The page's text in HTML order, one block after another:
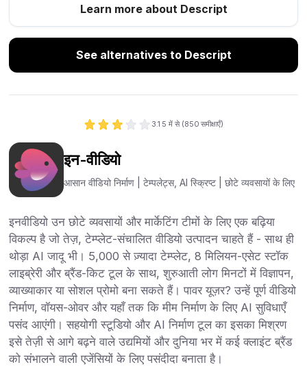
Learn more about Descript
See alternatives to Descript
3.1 5 में से (850 समीक्षाएँ)
इन-वीडियो
आसान वीडियो निर्माण | टेम्पलेट्स, AI स्क्रिप्ट | छोटे व्यवसायों के लिए
इनवीडियो उन छोटे व्यवसायों और मार्केटिंग टीमों के लिए एक बढ़िया
विकल्प है जो तेज़, टेम्प्लेट-संचालित वीडियो उत्पादन चाहते हैं - साथ ही
थोड़ा AI जादू भी। 5,000 से ज़्यादा टेम्प्लेट, 8 मिलियन-एसेट स्टॉक
लाइब्रेरी और ब्रैंड-किट टूल के साथ, शुरुआती लोग मिनटों में विज्ञापन,
व्याख्याकार या सोशल प्रोमो बना सकते हैं। पावर यूज़र? उन्हें पूर्ण वीडियो
निर्माण, वॉयस-ओवर और यहाँ तक कि मीम निर्माण के लिए AI सुविधाएँ
पसंद आएंगी। सहयोगी स्टूडियो और AI निर्माण टूल का इसका मिश्रण
इसे तेज़ी से आगे बढ़ने वाले उद्यमियों और दुनिया भर में कई क्लाइंट ब्रैंड
को संभालने वाली एजेंसियों के लिए पसंदीदा बनाता है।